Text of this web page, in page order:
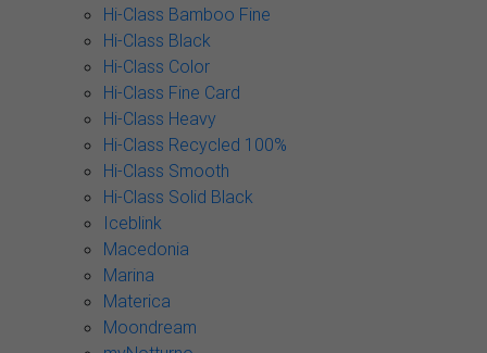
Hi-Class Bamboo Fine
Hi-Class Black
Hi-Class Color
Hi-Class Fine Card
Hi-Class Heavy
Hi-Class Recycled 100%
Hi-Class Smooth
Hi-Class Solid Black
Iceblink
Macedonia
Marina
Materica
Moondream